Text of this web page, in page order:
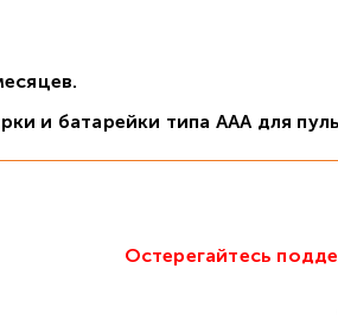
и батарейки типа ААА для
Остерегайтесь